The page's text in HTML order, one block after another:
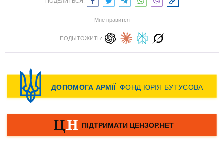
Мне нравится
ПОДЫТОЖИТЬ: